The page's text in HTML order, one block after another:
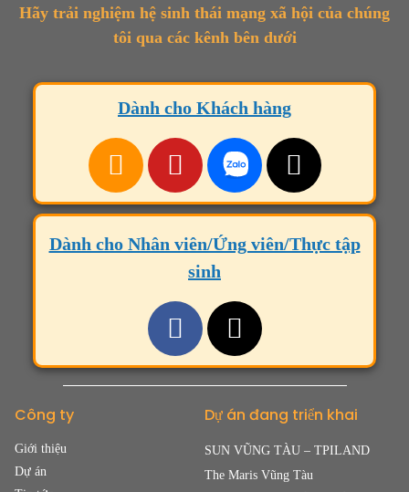
Hãy trải nghiệm hệ sinh thái mạng xã hội của chúng
tôi qua các kênh bên dưới
Dành cho Khách hàng
Dành cho Nhân viên/Ứng viên/Thực tập
sinh
Công ty
Giới thiệu
Dự án
Dự án đang triển khai
SUN VŨNG TÀU – TPILAND
The Maris Vũng Tàu